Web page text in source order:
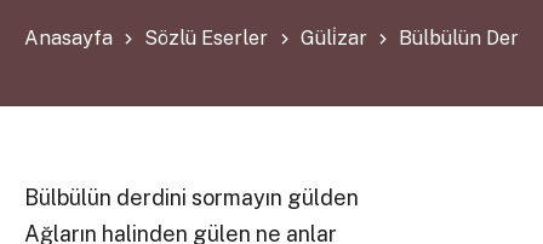
Anasayfa Sözlü Eserler Güli̇zar Bülbülün
Bülbülün derdini sormayın gülden
Ağların halinden gülen ne anlar